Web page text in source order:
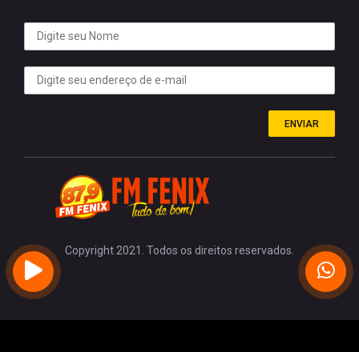
ENVIAR
Copyright 2021. Todos os direitos reservados.